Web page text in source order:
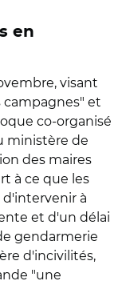
en
visant
campagnes" et
co-organisé
ministère de
des maires
à ce que les
à
et d'un délai
gendarmerie
d'incivilités,
"une